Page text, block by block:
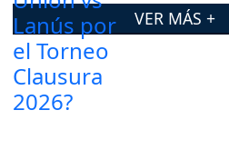
VER MÁS +